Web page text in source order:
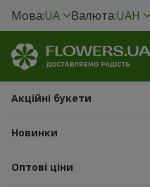
Мова:UA Валюта:UAH
Акційні букети
Новинки
Оптові ціни